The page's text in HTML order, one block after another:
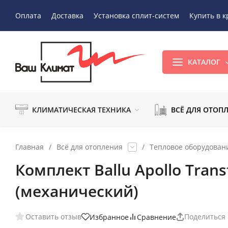
Оплата Доставка Установка сплит-систем Купить в
КАТАЛОГ
КЛИМАТИЧЕСКАЯ ТЕХНИКА ВСЁ ДЛЯ
Главная / Всё для отопления / Тепловое
Комплект Ballu Apollo
(механический)
Оставить отзыв Избранное Сравнение Поделиться